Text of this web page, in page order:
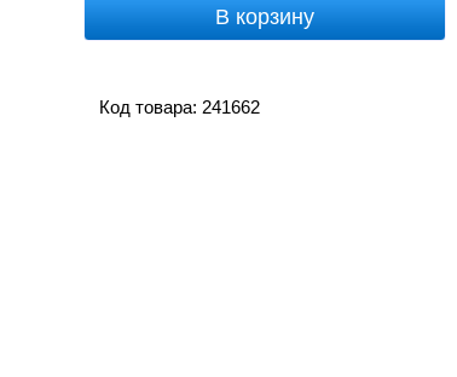
В корзину
Код товара: 241662